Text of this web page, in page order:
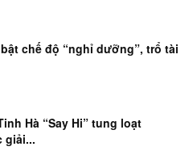
chế độ “nghỉ dưỡng”, trổ tài
Hà “Say Hi” tung loạt
giải...